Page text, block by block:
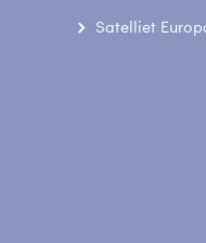
Satelliet